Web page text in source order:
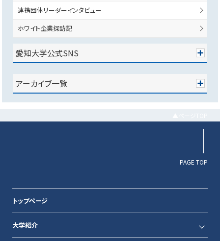
連携団体リーダーインタビュー
ホワイト企業探訪記
愛知大学公式SNS
アーカイブ一覧
PAGE TOP
トップページ
大学紹介